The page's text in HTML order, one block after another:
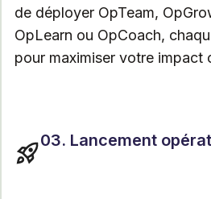
de déployer OpTeam,
OpLearn ou OpCoach,
pour maximiser votre impact
03. Lancement